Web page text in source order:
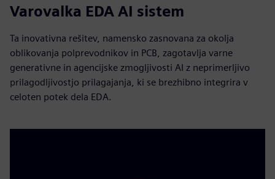
Varovalka EDA AI sistem
Ta inovativna rešitev, namensko zasnovana za okolja
oblikovanja polprevodnikov in PCB, zagotavlja varne
generativne in agencijske zmogljivosti AI z neprimerljivo
prilagodljivostjo prilagajanja, ki se brezhibno integrira v
celoten potek dela EDA.